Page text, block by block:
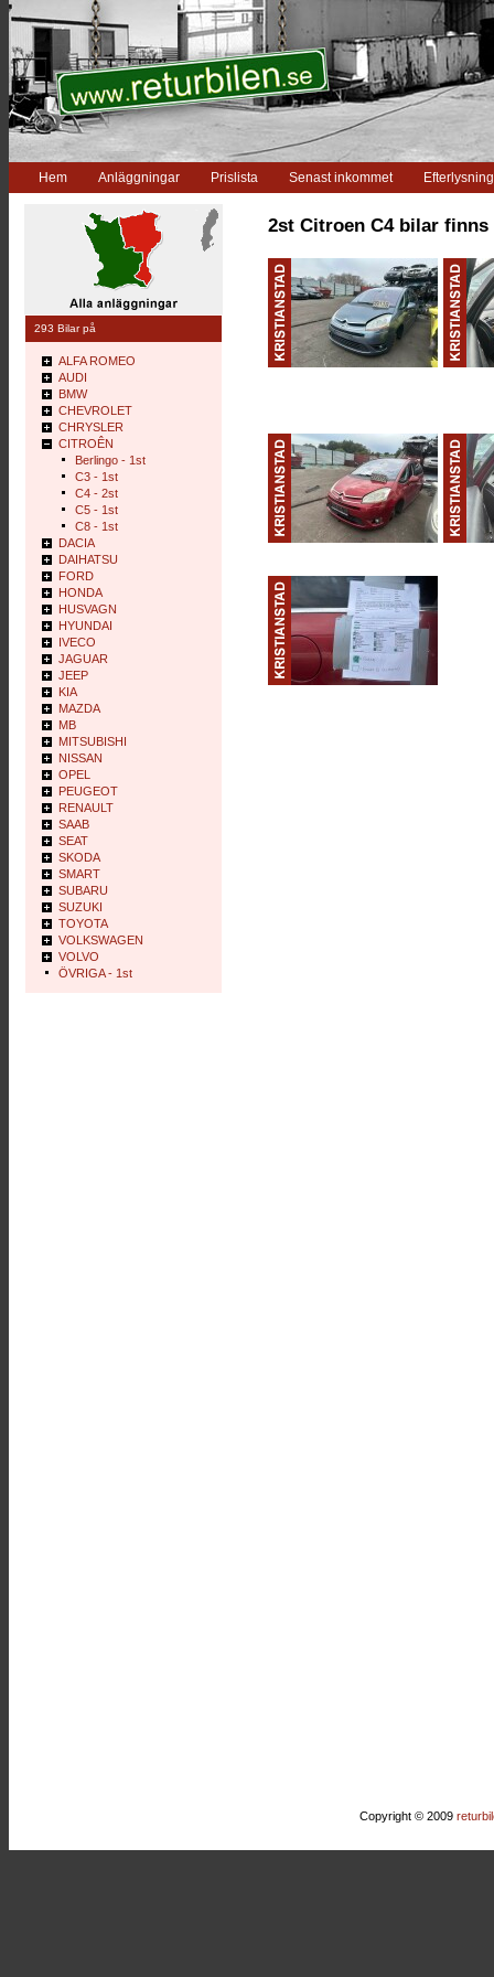
Hem Anläggningar Prislista Senast inkommet Efterlysning
2st Citroen C4 bilar finns
293 Bilar på
ALFA ROMEO
AUDI
BMW
CHEVROLET
CHRYSLER
CITROÊN
Berlingo - 1st
C3 - 1st
C4 - 2st
C5 - 1st
C8 - 1st
DACIA
DAIHATSU
FORD
HONDA
HUSVAGN
HYUNDAI
IVECO
JAGUAR
JEEP
KIA
MAZDA
MB
MITSUBISHI
NISSAN
OPEL
PEUGEOT
RENAULT
SAAB
SEAT
SKODA
SMART
SUBARU
SUZUKI
TOYOTA
VOLKSWAGEN
VOLVO
ÖVRIGA - 1st
Copyright © 2009